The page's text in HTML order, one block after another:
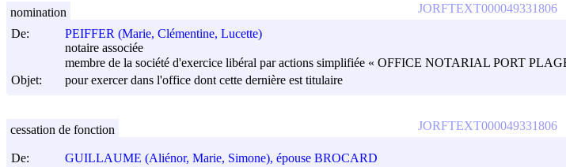
De:
PEIFFER (Marie, Clémentine, Lucette)
notaire associée
membre de la société d'exercice libéral par actions simplifiée « OFFICE NOTARIAL PORT
Objet:
pour exercer dans l'office dont cette dernière est titulaire
JORFTEXT000049331806
nomination
De:
GUILLAUME (Aliénor, Marie, Simone), épouse BROCARD
JORFTEXT000049331806
cessation de fonction